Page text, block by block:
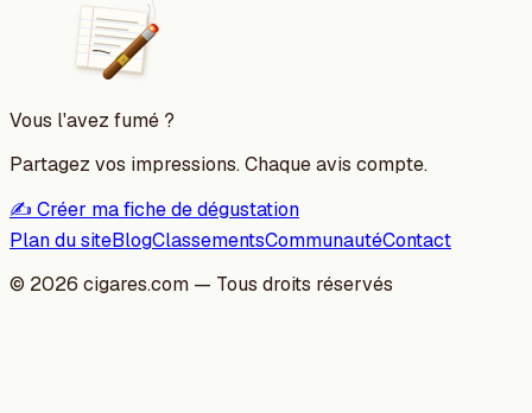
Vous l'avez fumé ?
Partagez vos impressions. Chaque avis compte.
✍️ Créer ma fiche de dégustation
Plan du siteBlogClassementsCommunautéContact
© 2026 cigares.com — Tous droits réservés